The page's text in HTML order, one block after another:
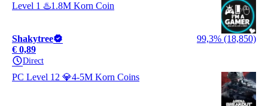
Level 1 ♨️1.8M Korn Coin
Shakytree
99,3% (18,850)
€ 0,89
Direct
PC Level 12 💎4-5M Korn Coins